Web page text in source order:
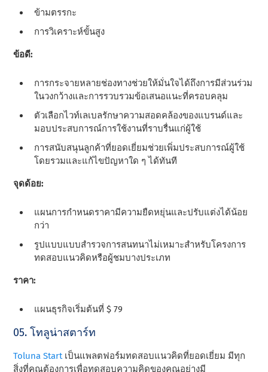
ข้ามตรรกะ
การวิเคราะห์ขั้นสูง
ข้อดี:
การกระจายหลายช่องทางช่วยให้มั่นใจได้ถึงการมีส่วนร่วม
ในวงกว้างและการรวบรวมข้อเสนอแนะที่ครอบคลุม
ตัวเลือกไวท์เลเบลรักษาความสอดคล้องของแบรนด์และ
มอบประสบการณ์การใช้งานที่ราบรื่นแก่ผู้ใช้
การสนับสนุนลูกค้าที่ยอดเยี่ยมช่วยเพิ่มประสบการณ์ผู้ใช้
โดยรวมและแก้ไขปัญหาใด ๆ ได้ทันที
จุดด้อย:
แผนการกําหนดราคามีความยืดหยุ่นและปรับแต่งได้น้อย
กว่า
รูปแบบแบบสํารวจการสนทนาไม่เหมาะสําหรับโครงการ
ทดสอบแนวคิดหรือผู้ชมบางประเภท
ราคา:
แผนธุรกิจเริ่มต้นที่ $ 79
05. โทลูน่าสตาร์ท
Toluna Startเป็นแพลตฟอร์มทดสอบแนวคิดที่ยอดเยี่ยม มีทุก
สิ่งที่คุณต้องการเพื่อทดสอบความคิดของคุณอย่างมี